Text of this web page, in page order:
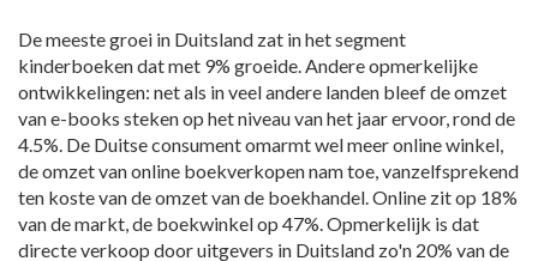
De meeste groei in Duitsland zat in het segment
kinderboeken dat met 9% groeide. Andere opmerkelijke
ontwikkelingen: net als in veel andere landen bleef de omzet
van e-books steken op het niveau van het jaar ervoor, rond de
4.5%. De Duitse consument omarmt wel meer online winkel,
de omzet van online boekverkopen nam toe, vanzelfsprekend
ten koste van de omzet van de boekhandel. Online zit op 18%
van de markt, de boekwinkel op 47%. Opmerkelijk is dat
directe verkoop door uitgevers in Duitsland zo'n 20% van de